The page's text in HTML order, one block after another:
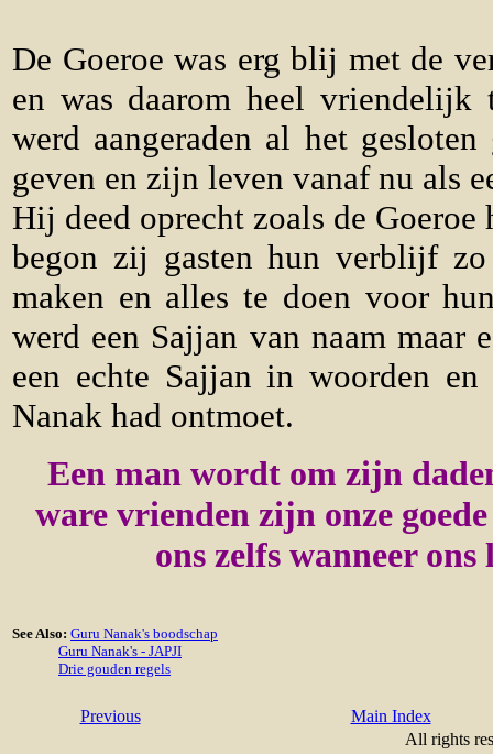
De Goeroe was erg blij met de
en was daarom heel vriendelijk
werd aangeraden al het
geven en zijn leven vanaf nu als
Hij deed oprecht zoals de
begon zij gasten hun verblijf
maken en alles te doen voor
werd een Sajjan van naam maar
een echte Sajjan in woorden
Nanak had ontmoet.
Een man wordt om zijn
ware vrienden zijn onze
ons zelfs wanneer
See Also: Guru Nanak's boodschap
Guru Nanak's - JAPJI
Drie gouden regels
Previous
Main Index
All rights